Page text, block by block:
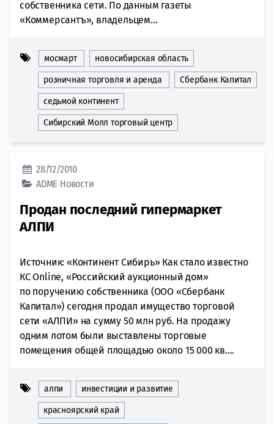
собственника сети. По данным газеты
«Коммерсантъ», владельцем...
мосмарт новосибирская область
розничная торговля и аренда Сбербанк Капитал
седьмой континент
Сибирский Молл торговый центр
28/12/2010
ADME Новости
Продан последний гипермаркет
АЛПИ
Источник: «Континент Сибирь» Как стало известно
КС Online, «Российский аукционный дом»
по поручению собственника (ООО «Сбербанк
Капитал») сегодня продал имущество торговой
сети «АЛПИ» на сумму 50 млн руб. На продажу
одним лотом были выставлены торговые
помещения общей площадью около 15 000 кв....
алпи инвестиции и развитие
красноярский край